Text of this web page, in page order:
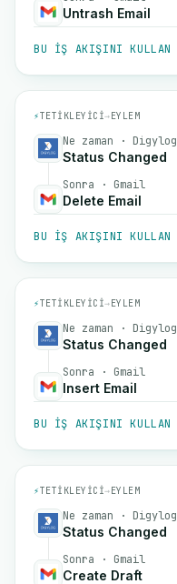
Untrash Email
BU IŞ AKIŞINI KULLAN
⚡TETIKLEYICI→EYLEM
Ne zaman · Digylog
Status Changed
Sonra · Gmail
Delete Email
BU IŞ AKIŞINI KULLAN
⚡TETIKLEYICI→EYLEM
Ne zaman · Digylog
Status Changed
Sonra · Gmail
Insert Email
BU IŞ AKIŞINI KULLAN
⚡TETIKLEYICI→EYLEM
Ne zaman · Digylog
Status Changed
Sonra · Gmail
Create Draft